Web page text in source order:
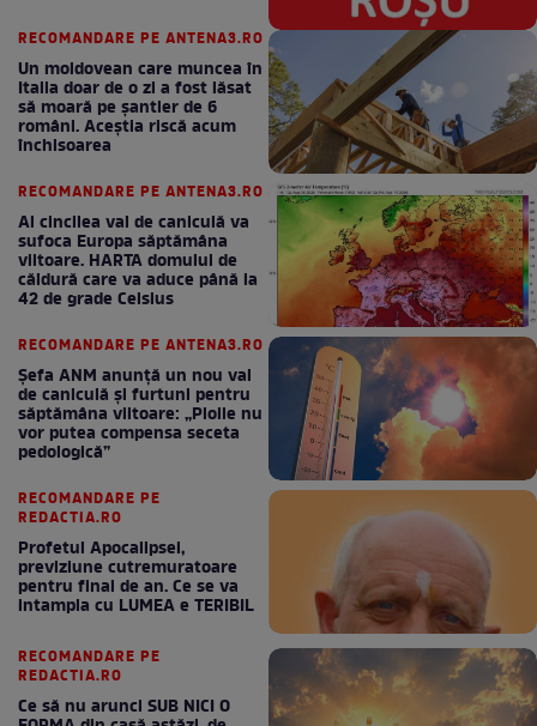
RECOMANDARE PE ANTENA3.RO
Un moldovean care muncea în
Italia doar de o zi a fost lăsat
să moară pe şantier de 6
români. Aceștia riscă acum
închisoarea
RECOMANDARE PE ANTENA3.RO
Al cincilea val de caniculă va
sufoca Europa săptămâna
viitoare. HARTA domului de
căldură care va aduce până la
42 de grade Celsius
RECOMANDARE PE ANTENA3.RO
Șefa ANM anunță un nou val
de caniculă și furtuni pentru
săptămâna viitoare: „Ploile nu
vor putea compensa seceta
pedologică”
RECOMANDARE PE
REDACTIA.RO
Profetul Apocalipsei,
previziune cutremuratoare
pentru final de an. Ce se va
intampla cu LUMEA e TERIBIL
RECOMANDARE PE
REDACTIA.RO
Ce să nu arunci SUB NICI O